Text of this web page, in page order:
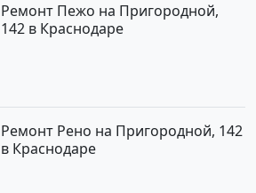
Ремонт Пежо на Пригородной,
142 в Краснодаре
Ремонт Рено на Пригородной, 142
в Краснодаре